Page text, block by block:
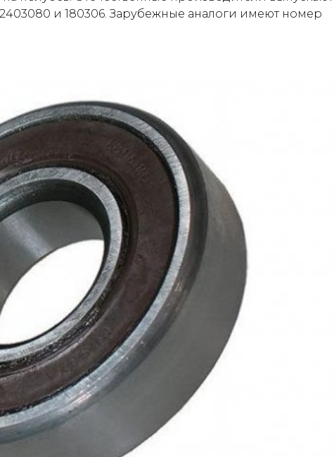
и 180306. Зарубежные аналоги имеют номер